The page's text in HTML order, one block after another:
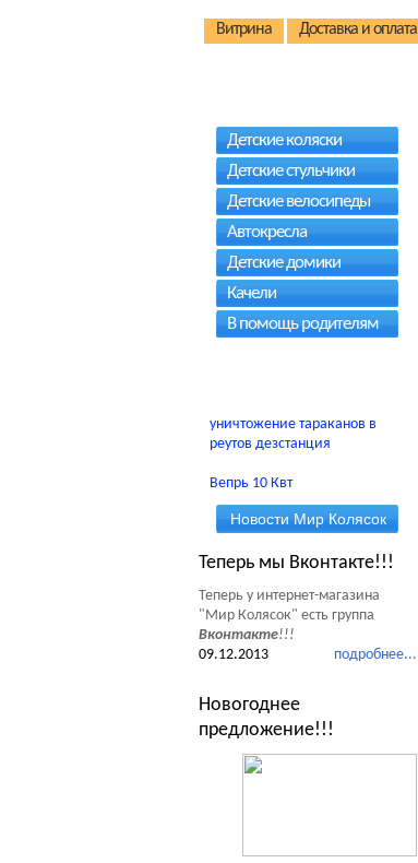
Витрина Доставка и оплата
Детские коляски
Детские стульчики
Детские велосипеды
Автокресла
Детские домики
Качели
В помощь родителям
уничтожение тараканов в
реутов дезстанция
Вепрь 10 Квт
Новости Мир Колясок
Теперь мы Вконтакте!!!
Теперь у интернет-магазина
"Мир Колясок" есть группа
Вконтакте!!!
подробнее...
09.12.2013
Новогоднее
предложение!!!